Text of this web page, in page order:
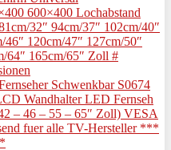
600×400 Lochabstand
32″ 94cm/37″ 102cm/40″
46″ 120cm/47″ 127cm/50″
64″ 165cm/65″ Zoll #
Schwenkbar S0674
Wandhalter LED Fernseh
– 46 – 55 – 65″ Zoll) VESA
fuer alle TV-Hersteller ***